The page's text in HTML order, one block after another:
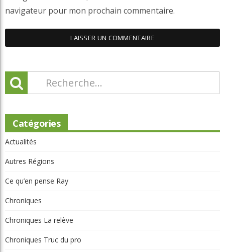
navigateur pour mon prochain commentaire.
Catégories
Actualités
Autres Régions
Ce qu’en pense Ray
Chroniques
Chroniques La relève
Chroniques Truc du pro